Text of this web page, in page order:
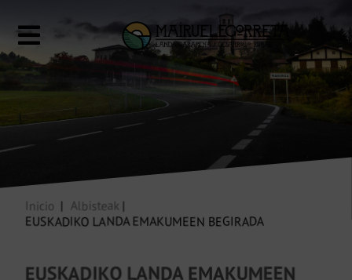
Inicio
Albisteak
EUSKADIKO LANDA EMAKUMEEN BEGIRADA
EUSKADIKO LANDA EMAKUMEEN